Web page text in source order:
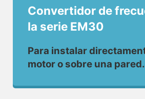
Convertidor de
la serie EM30
Para instalar
motor o sobre una pared.